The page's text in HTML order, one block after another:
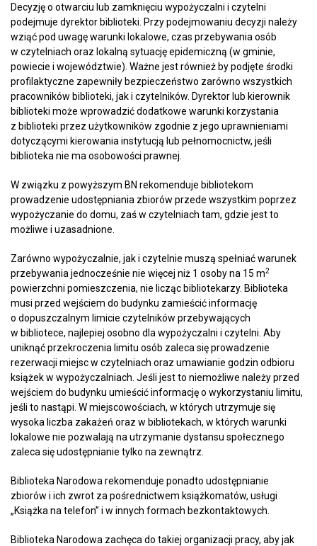
Decyzję o otwarciu lub zamknięciu wypożyczalni i czytelni
podejmuje dyrektor biblioteki. Przy podejmowaniu decyzji należy
wziąć pod uwagę warunki lokalowe, czas przebywania osób
w czytelniach oraz lokalną sytuację epidemiczną (w gminie,
powiecie i województwie). Ważne jest również by podjęte środki
profilaktyczne zapewniły bezpieczeństwo zarówno wszystkich
pracowników biblioteki, jak i czytelników. Dyrektor lub kierownik
biblioteki może wprowadzić dodatkowe warunki korzystania
z biblioteki przez użytkowników zgodnie z jego uprawnieniami
dotyczącymi kierowania instytucją lub pełnomocnictw, jeśli
biblioteka nie ma osobowości prawnej.
W związku z powyższym BN rekomenduje bibliotekom
prowadzenie udostępniania zbiorów przede wszystkim poprzez
wypożyczanie do domu, zaś w czytelniach tam, gdzie jest to
możliwe i uzasadnione.
Zarówno wypożyczalnie, jak i czytelnie muszą spełniać warunek
przebywania jednocześnie nie więcej niż 1 osoby na 15 m2
powierzchni pomieszczenia, nie licząc bibliotekarzy. Biblioteka
musi przed wejściem do budynku zamieścić informację
o dopuszczalnym limicie czytelników przebywających
w bibliotece, najlepiej osobno dla wypożyczalni i czytelni. Aby
uniknąć przekroczenia limitu osób zaleca się prowadzenie
rezerwacji miejsc w czytelniach oraz umawianie godzin odbioru
książek w wypożyczalniach. Jeśli jest to niemożliwe należy przed
wejściem do budynku umieścić informację o wykorzystaniu limitu,
jeśli to nastąpi. W miejscowościach, w których utrzymuje się
wysoka liczba zakażeń oraz w bibliotekach, w których warunki
lokalowe nie pozwalają na utrzymanie dystansu społecznego
zaleca się udostępnianie tylko na zewnątrz.
Biblioteka Narodowa rekomenduje ponadto udostępnianie
zbiorów i ich zwrot za pośrednictwem książkomatów, usługi
„Książka na telefon” i w innych formach bezkontaktowych.
Biblioteka Narodowa zachęca do takiej organizacji pracy, aby jak